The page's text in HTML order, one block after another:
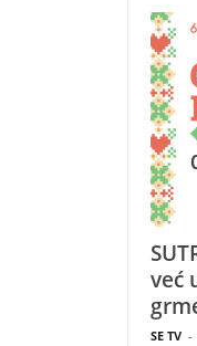
već
SE TV -